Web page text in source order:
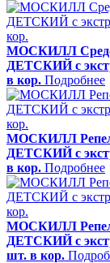
МОСКИЛЛ
ДЕТСКИЙ с
в кор. Подробнее
МОСКИЛЛ
ДЕТСКИЙ с
в кор. Подробнее
МОСКИЛЛ
ДЕТСКИЙ с
шт. в кор.